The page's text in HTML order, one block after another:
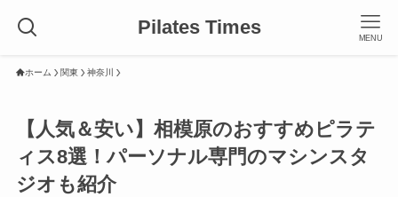
Pilates Times MENU
ホーム 関東 神奈川
【人気＆安い】相模原のおすすめピラテ
ィス8選！パーソナル専門のマシンスタ
ジオも紹介